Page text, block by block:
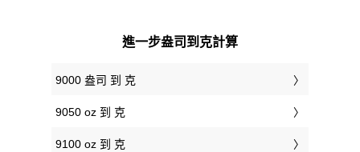
進一步盎司到克計算
9000 盎司 到 克
9050 oz 到 克
9100 oz 到 克